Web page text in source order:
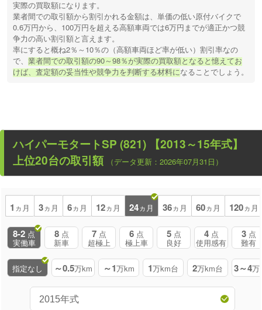
実際の買取額になります。
業者間での取引額から割引かれる金額は、単価の低い原付バイクで
0.6万円から、100万円を超える高額車両では6万円までが適正かつ競
争力の高い割引額と言えます。
率にすると概ね2％～10％の（高額車両ほど率が低い）割引率なの
で、業者間での取引額の90～98％が実際の買取額となると憶えてお
けば、査定額の妥当性や競争力を判断する材料になることでしょう。
ハイパーモタートSP (821) 【2013～15年式】
上位20台の取引額
（データ更新：2026年07月31日）
1 ヵ月 3ヵ月 6ヵ月 12ヵ月 24ヵ月 36ヵ月 60ヵ月 120ヵ月
8-2 点
実働車
8 点
新車
7 点
超極上
6 点
極上車
5 点
良好
4 点
使用感有
3 点
難有
指定なし ～0.5万km ～1万km 1万km台 2万km台 3～4万